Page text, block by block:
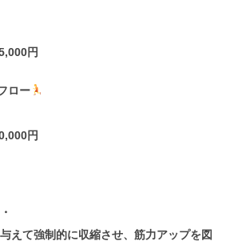
円
ロー
円
えて強制的に収縮させ、筋力アップを図